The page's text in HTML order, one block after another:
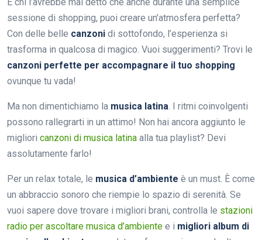
sessione di shopping, puoi creare un’atmosfera perfetta?
Con delle belle canzoni di sottofondo, l’esperienza si
trasforma in qualcosa di magico. Vuoi suggerimenti? Trovi le
canzoni perfette per accompagnare il tuo shopping
ovunque tu vada!
Ma non dimentichiamo la musica latina. I ritmi coinvolgenti
possono rallegrarti in un attimo! Non hai ancora aggiunto le
migliori canzoni di musica latina alla tua playlist? Devi
assolutamente farlo!
Per un relax totale, le musica d’ambiente è un must. È come
un abbraccio sonoro che riempie lo spazio di serenità. Se
vuoi sapere dove trovare i migliori brani, controlla le stazioni
radio per ascoltare musica d’ambiente e i migliori album di